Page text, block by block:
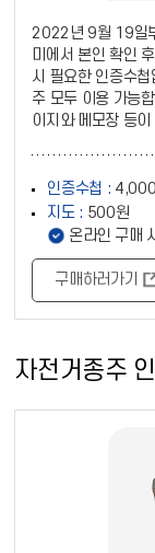
2022년 9월 19일
미에서 본인 확인
시 필요한 인증수
주 모두 이용 가능
이지와 메모장 등
인증수첩 :
지도 : 500원
온라인 구매
구매하러가기
자전거종주